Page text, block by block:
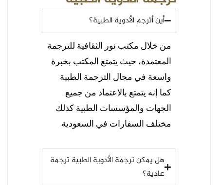
أين أترجم الأدوية الطبية؟
من خلال مكتب نور الثقافية للترجمة
المعتمدة، حيث يتمتع المكتب بخبرة
واسعة في مجال الترجمة الطبية
كما إنه يتمتع بالاعتماد من جميع
الجهات والمؤسسات الطبية كذلك
مختلف السفارات في السعودية
هل يمكن ترجمة الأدوية الطبية ترجمة
عادية؟